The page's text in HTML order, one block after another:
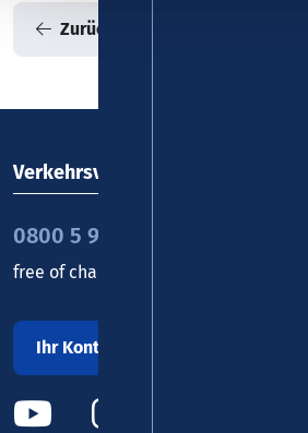
Zurück zur Übersicht
Verkehrsverbund Rhein-Mosel
0800 5 986 986
free of charge daily 8 - 20 h
Ihr Kontakt zu uns